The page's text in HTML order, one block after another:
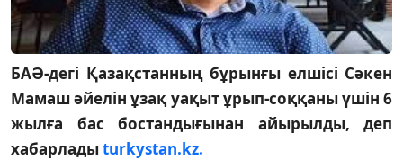
БАӘ-дегі Қазақстанның бұрынғы елшісі Сәкен
Мамаш әйелін ұзақ уақыт ұрып-соққаны үшін 6
жылға бас бостандығынан айырылды, деп
хабарладыturkystan.kz.